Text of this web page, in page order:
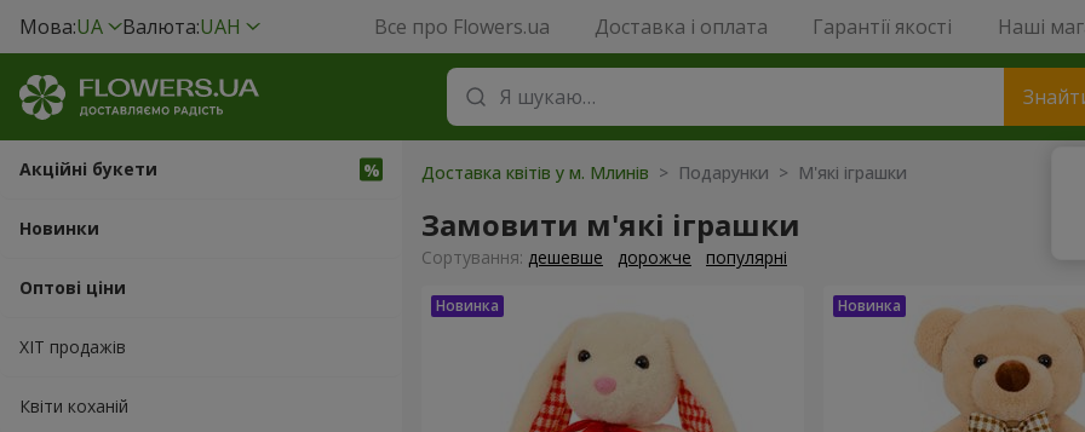
Мова:UA Валюта:UAH Все про Flowers.ua Доставка і оплата Гарантії якості Наші
Акційні букети
Новинки
Оптові ціни
ХІТ продажів
Квіти коханій
Доставка квітів у м. Млинів > Подарунки > М'які іграшки
Замовити м'які іграшки
Сортування: дешевше дорожче популярні